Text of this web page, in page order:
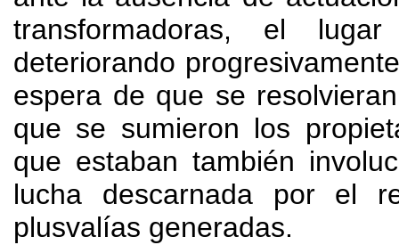
transformadoras, el
deteriorando
espera de que se
que se sumieron los
que estaban también
lucha descarnada por el
plusvalías generadas.